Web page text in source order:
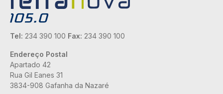
Tel: 234 390 100 Fax: 234 390 100
Endereço Postal
Apartado 42
Rua Gil Eanes 31
3834-908 Gafanha da Nazaré